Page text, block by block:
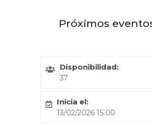
Próximos
Disponibilidad:
37
Inicia el:
13/02/2026 15:00